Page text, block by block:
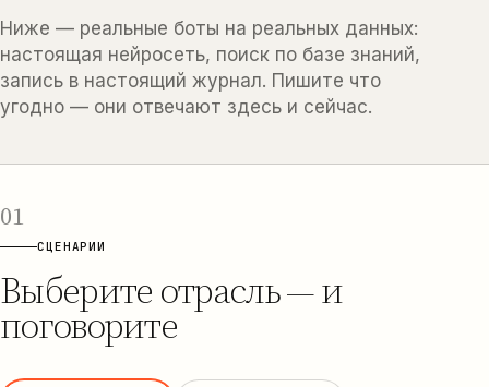
Ниже — реальные боты на реальных данных:
настоящая нейросеть, поиск по базе знаний,
запись в настоящий журнал. Пишите что
угодно — они отвечают здесь и сейчас.
01
СЦЕНАРИИ
Выберите отрасль — и
поговорите